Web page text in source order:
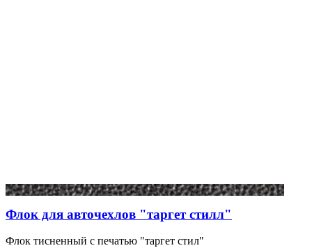
Флок для авточехлов "таргет стилл"
Флок тисненный с печатью "таргет стил"